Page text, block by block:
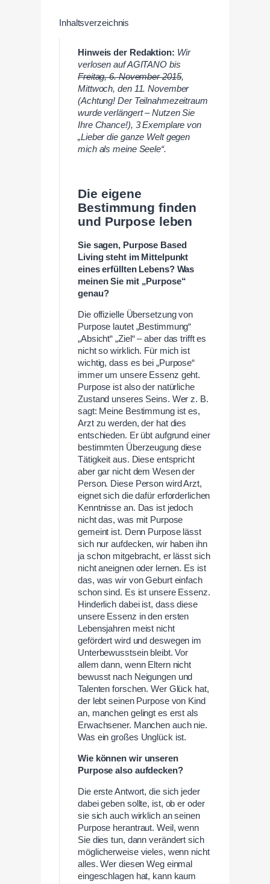
Inhaltsverzeichnis
Hinweis der Redaktion: Wir
verlosen auf AGITANO bis
Freitag, 6. November 2015,
Mittwoch, den 11. November
(Achtung! Der Teilnahmezeitraum
wurde verlängert – Nutzen Sie
Ihre Chance!), 3 Exemplare von
„Lieber die ganze Welt gegen
mich als meine Seele“.
Die eigene
Bestimmung finden
und Purpose leben
Sie sagen, Purpose Based
Living steht im Mittelpunkt
eines erfüllten Lebens? Was
meinen Sie mit „Purpose“
genau?
Die offizielle Übersetzung von
Purpose lautet „Bestimmung“
„Absicht“ „Ziel“ – aber das trifft es
nicht so wirklich. Für mich ist
wichtig, dass es bei „Purpose“
immer um unsere Essenz geht.
Purpose ist also der natürliche
Zustand unseres Seins. Wer z. B.
sagt: Meine Bestimmung ist es,
Arzt zu werden, der hat dies
entschieden. Er übt aufgrund einer
bestimmten Überzeugung diese
Tätigkeit aus. Diese entspricht
aber gar nicht dem Wesen der
Person. Diese Person wird Arzt,
eignet sich die dafür erforderlichen
Kenntnisse an. Das ist jedoch
nicht das, was mit Purpose
gemeint ist. Denn Purpose lässt
sich nur aufdecken, wir haben ihn
ja schon mitgebracht, er lässt sich
nicht aneignen oder lernen. Es ist
das, was wir von Geburt einfach
schon sind. Es ist unsere Essenz.
Hinderlich dabei ist, dass diese
unsere Essenz in den ersten
Lebensjahren meist nicht
gefördert wird und deswegen im
Unterbewusstsein bleibt. Vor
allem dann, wenn Eltern nicht
bewusst nach Neigungen und
Talenten forschen. Wer Glück hat,
der lebt seinen Purpose von Kind
an, manchen gelingt es erst als
Erwachsener. Manchen auch nie.
Was ein großes Unglück ist.
Wie können wir unseren
Purpose also aufdecken?
Die erste Antwort, die sich jeder
dabei geben sollte, ist, ob er oder
sie sich auch wirklich an seinen
Purpose herantraut. Weil, wenn
Sie dies tun, dann verändert sich
möglicherweise vieles, wenn nicht
alles. Wer diesen Weg einmal
eingeschlagen hat, kann kaum